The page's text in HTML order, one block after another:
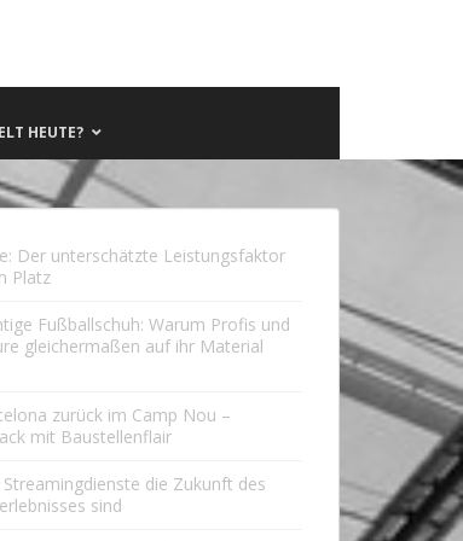
HEUTE?
Der unterschätzte Leistungsfaktor
Platz
Fußballschuh: Warum Profis und
gleichermaßen auf ihr Material
zurück im Camp Nou –
mit Baustellenflair
die Zukunft des
sind